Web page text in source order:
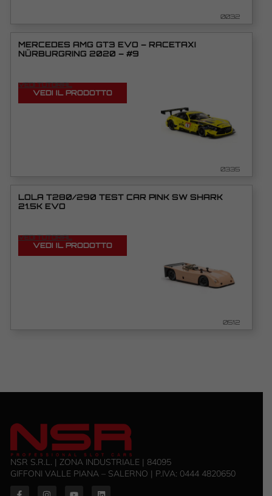
0032
MERCEDES AMG GT3 EVO – RACETAXI
NÜRBURGRING 2020 – #9
VEDI TUTORIAL
VEDI IL PRODOTTO
0335
LOLA T280/290 TEST CAR PINK SW SHARK
21.5K EVO
VEDI TUTORIAL
VEDI IL PRODOTTO
0512
NSR S.R.L. | ZONA INDUSTRIALE | 84095
GIFFONI VALLE PIANA – SALERNO | P.IVA: ‭0444 4820650‬